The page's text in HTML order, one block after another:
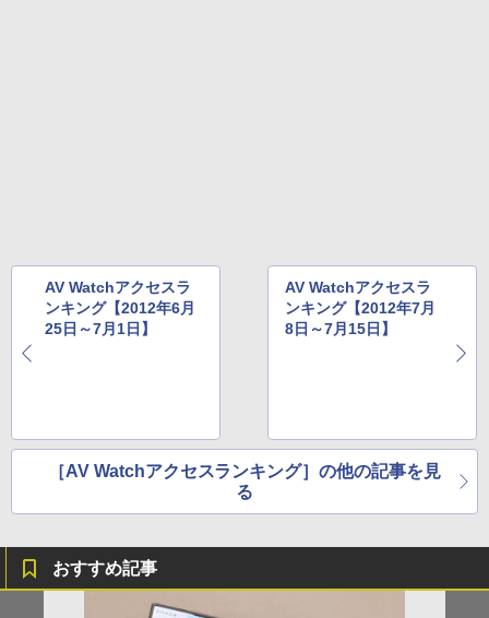
AV Watchアクセスラ
ンキング【2012年6月
25日～7月1日】
AV Watchアクセスラ
ンキング【2012年7月
8日～7月15日】
［AV Watchアクセスランキング］の他の記事を見
る
おすすめ記事